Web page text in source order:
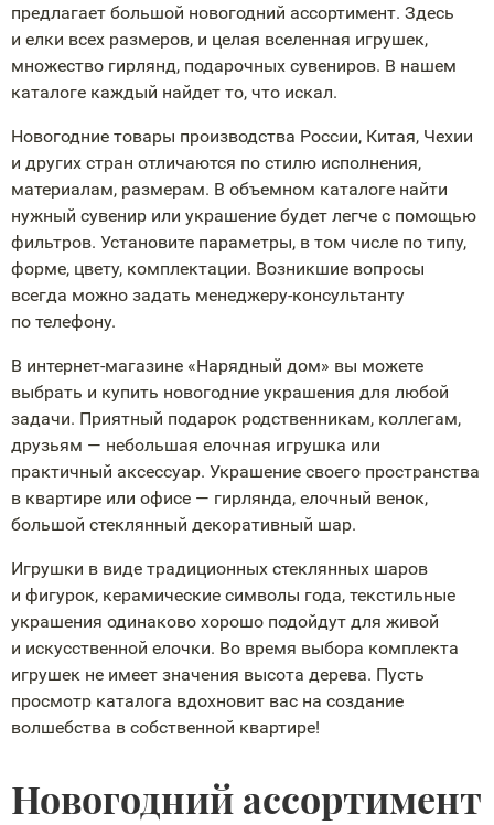
предлагает большой новогодний ассортимент. Здесь
и елки всех размеров, и целая вселенная игрушек,
множество гирлянд, подарочных сувениров. В нашем
каталоге каждый найдет то, что искал.
Новогодние товары производства России, Китая, Чехии
и других стран отличаются по стилю исполнения,
материалам, размерам. В объемном каталоге найти
нужный сувенир или украшение будет легче с помощью
фильтров. Установите параметры, в том числе по типу,
форме, цвету, комплектации. Возникшие вопросы
всегда можно задать менеджеру-консультанту
по телефону.
В интернет-магазине «Нарядный дом» вы можете
выбрать и купить новогодние украшения для любой
задачи. Приятный подарок родственникам, коллегам,
друзьям — небольшая елочная игрушка или
практичный аксессуар. Украшение своего пространства
в квартире или офисе — гирлянда, елочный венок,
большой стеклянный декоративный шар.
Игрушки в виде традиционных стеклянных шаров
и фигурок, керамические символы года, текстильные
украшения одинаково хорошо подойдут для живой
и искусственной елочки. Во время выбора комплекта
игрушек не имеет значения высота дерева. Пусть
просмотр каталога вдохновит вас на создание
волшебства в собственной квартире!
Новогодний ассортимент